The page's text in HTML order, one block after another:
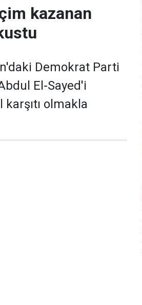
kazanan
Demokrat Parti
El-Sayed'i
olmakla